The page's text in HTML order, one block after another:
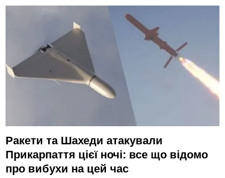
Ракети та Шахеди атакували
Прикарпаття цієї ночі: все що відомо
про вибухи на цей час